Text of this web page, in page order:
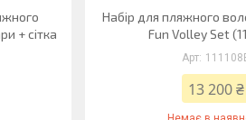
+ сітка
Набір для пляжного
Fun Volley Set
13 200 ₴